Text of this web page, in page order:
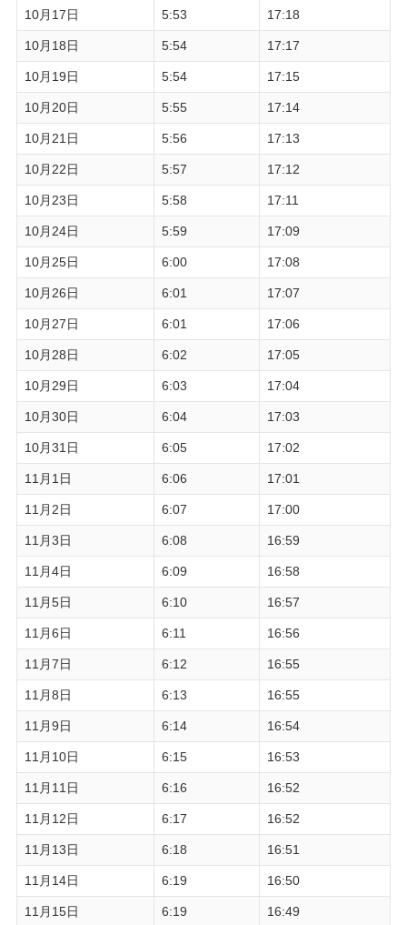
10月17日 5:53 17:18
10月18日 5:54 17:17
10月19日 5:54 17:15
10月20日 5:55 17:14
10月21日 5:56 17:13
10月22日 5:57 17:12
10月23日 5:58 17:11
10月24日 5:59 17:09
10月25日 6:00 17:08
10月26日 6:01 17:07
10月27日 6:01 17:06
10月28日 6:02 17:05
10月29日 6:03 17:04
10月30日 6:04 17:03
10月31日 6:05 17:02
11月1日 6:06 17:01
11月2日 6:07 17:00
11月3日 6:08 16:59
11月4日 6:09 16:58
11月5日 6:10 16:57
11月6日 6:11 16:56
11月7日 6:12 16:55
11月8日 6:13 16:55
11月9日 6:14 16:54
11月10日 6:15 16:53
11月11日 6:16 16:52
11月12日 6:17 16:52
11月13日 6:18 16:51
11月14日 6:19 16:50
11月15日 6:19 16:49